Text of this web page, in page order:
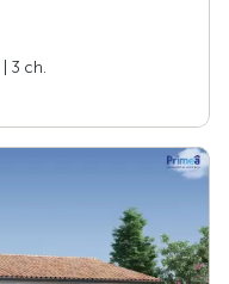
| 3 ch.